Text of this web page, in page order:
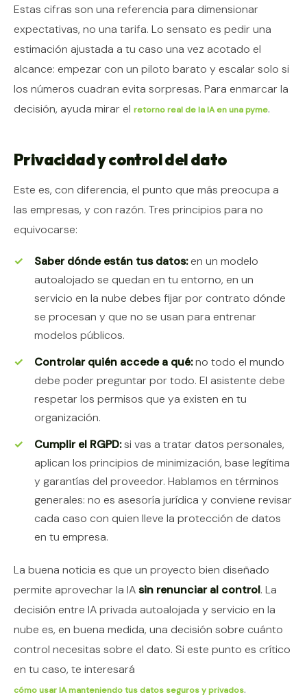
Estas cifras son una referencia para dimensionar
expectativas, no una tarifa. Lo sensato es pedir una
estimación ajustada a tu caso una vez acotado el
alcance: empezar con un piloto barato y escalar solo si
los números cuadran evita sorpresas. Para enmarcar la
decisión, ayuda mirar el retorno real de la IA en una pyme.
Privacidad y control del dato
Este es, con diferencia, el punto que más preocupa a
las empresas, y con razón. Tres principios para no
equivocarse:
Saber dónde están tus datos:en un modelo
autoalojado se quedan en tu entorno, en un
servicio en la nube debes fijar por contrato dónde
se procesan y que no se usan para entrenar
modelos públicos.
Controlar quién accede a qué:no todo el mundo
debe poder preguntar por todo. El asistente debe
respetar los permisos que ya existen en tu
organización.
Cumplir el RGPD:si vas a tratar datos personales,
aplican los principios de minimización, base legítima
y garantías del proveedor. Hablamos en términos
generales: no es asesoría jurídica y conviene revisar
cada caso con quien lleve la protección de datos
en tu empresa.
La buena noticia es que un proyecto bien diseñado
permite aprovechar la IAsin renunciar al control. La
decisión entre IA privada autoalojada y servicio en la
nube es, en buena medida, una decisión sobre cuánto
control necesitas sobre el dato. Si este punto es crítico
en tu caso, te interesará
cómo usar IA manteniendo tus datos seguros y privados.